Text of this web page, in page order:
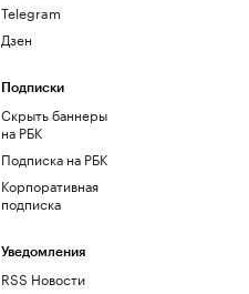
Telegram
Дзен
Подписки
Скрыть баннеры
на РБК
Подписка на РБК
Корпоративная
подписка
Уведомления
RSS Новости